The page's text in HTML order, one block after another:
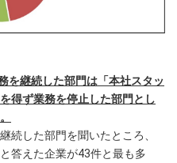
を継続した部門は「本社スタッ
得ず業務を停止した部門とし
続した部門を聞いたところ、
答えた企業が43件と最も多